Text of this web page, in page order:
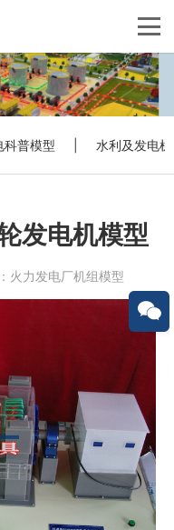
科普模型 水利及发电
发电机模型
火力发电厂机组模型